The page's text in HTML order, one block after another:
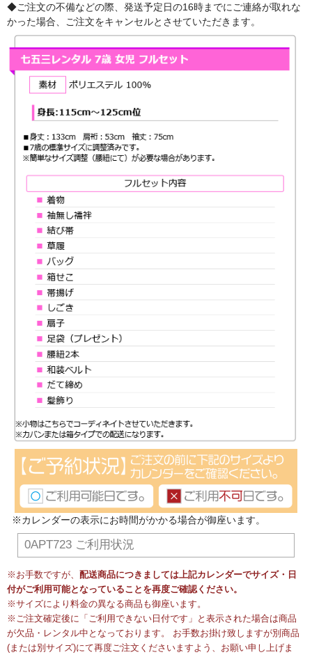
◆ご注文の不備などの際、発送予定日の16時までにご連絡が取れな
かった場合、ご注文をキャンセルとさせていただきます。
※カレンダーの表示にお時間がかかる場合が御座います。
0APT723 ご利用状況
※お手数ですが、 配送商品につきましては上記カレンダーでサイズ・日
付がご利用可能となっていることを再度ご確認ください。
※サイズにより料金の異なる商品も御座います。
※ご注文確定後に「ご利用できない日付です」と表示された場合は商品
が欠品・レンタル中となっております。 お手数お掛け致しますが別商品
(または別サイズ)にて再度ご注文くださいますよう、お願い申し上げま